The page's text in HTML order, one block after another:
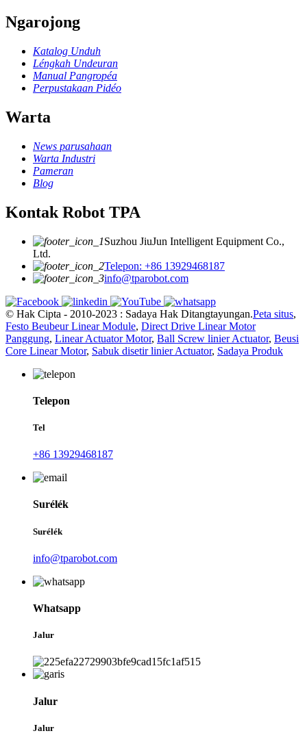
Ngarojong
Katalog Unduh
Léngkah Undeuran
Manual Pangropéa
Perpustakaan Pidéo
Warta
News parusahaan
Warta Industri
Pameran
Blog
Kontak Robot TPA
Suzhou JiuJun Intelligent Equipment Co.,
Ltd.
Telepon: +86 13929468187
info@tparobot.com
© Hak Cipta - 2010-2023 : Sadaya Hak Ditangtayungan.Peta situs,
Festo Beubeur Linear Module, Direct Drive Linear Motor
Panggung, Linear Actuator Motor, Ball Screw linier Actuator, Beusi
Core Linear Motor, Sabuk disetir linier Actuator, Sadaya Produk
Telepon
Tel
+86 13929468187
Surélék
Surélék
info@tparobot.com
Whatsapp
Jalur
Jalur
Jalur